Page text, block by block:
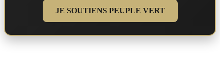
JE SOUTIENS PEUPLE VERT